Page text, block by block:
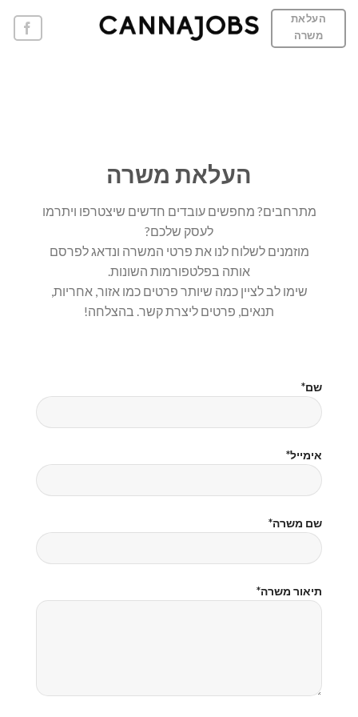
Skip
content
העלאת
משרה
העלאת משרה
מתרחבים? מחפשים עובדים חדשים שיצטרפו ויתרמו
לעסק שלכם?
מוזמנים לשלוח לנו את פרטי המשרה ונדאג לפרסם
אותה בפלטפורמות השונות.
שימו לב לציין כמה שיותר פרטים כמו אזור, אחריות,
תנאים, פרטים ליצרת קשר. בהצלחה!
*שם
*אימייל
*שם משרה
*תיאור משרה